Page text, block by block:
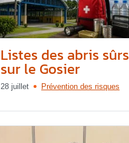
Listes des abris sûrs
sur le Gosier
28 juillet Prévention des risques